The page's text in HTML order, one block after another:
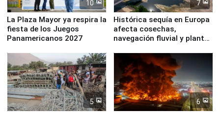
10
La Plaza Mayor ya respira la
fiesta de los Juegos
Panamericanos 2027
7
Histórica sequía en Europa
afecta cosechas,
navegación fluvial y plantas
5 6